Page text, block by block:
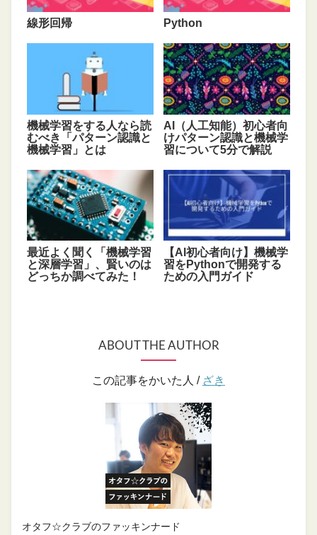
線形回帰 Python
機械学習をする人なら読
むべき「パターン認識と
機械学習」とは
AI（人工知能）初心者向
けパターン認識と機械学
習について5分で解説
最近よく聞く「機械学習
と深層学習」、賢いのは
どっちか調べてみた！
【AI初心者向け】機械学
習をPythonで開発する
ための入門ガイド
ABOUT THE AUTHOR
この記事をかいた人 / ざき
オタフ☆クラブのファッキンナード